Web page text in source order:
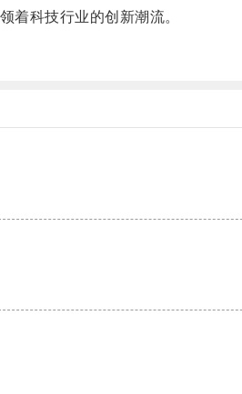
科技行业的创新潮流。